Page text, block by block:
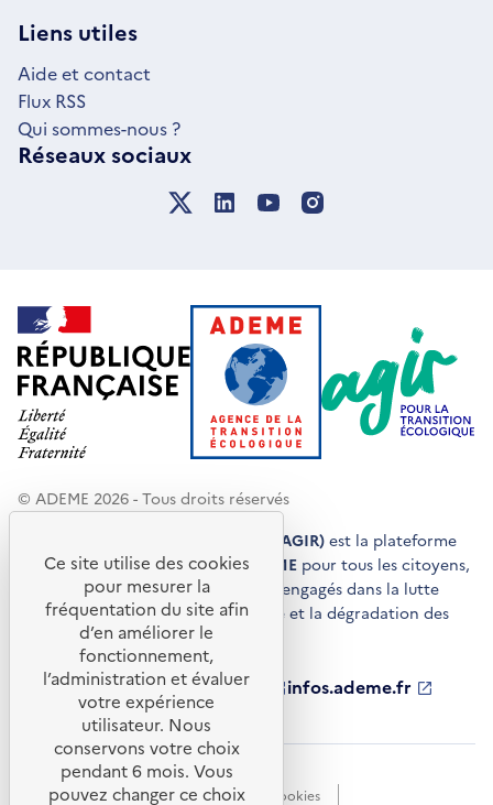
Liens utiles
Aide et contact
Flux RSS
Qui sommes-nous ?
Réseaux sociaux
© ADEME 2026 - Tous droits réservés
Agir pour la transition écologique (AGIR) est la plateforme
de conseils et de services de l'ADEME pour tous les citoyens,
acteurs économiques et territoires engagés dans la lutte
contre le réchauffement climatique et la dégradation des
ressources.
ademe.fr
S'ouvre
nouvelle
fenêtre
librairie.ademe.fr
S'ouvre
dans
une
nouvelle
fenêtre
infos.ademe.fr
S'ouvre
nouvelle
ademe.fr/presse
S'ouvre
nouvelle
fenêtre
Accessibilité : non conforme
Données personnelles
Gestion des cookies
Ce site utilise des cookies
pour mesurer la
fréquentation du site afin
d’en améliorer le
fonctionnement,
l’administration et évaluer
votre expérience
utilisateur. Nous
conservons votre choix
pendant 6 mois. Vous
pouvez changer ce choix